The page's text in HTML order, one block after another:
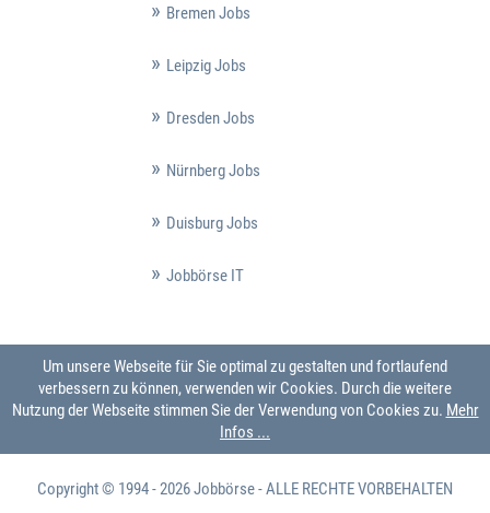
Bremen Jobs
Leipzig Jobs
Dresden Jobs
Nürnberg Jobs
Duisburg Jobs
Jobbörse IT
Um unsere Webseite für Sie optimal zu gestalten und fortlaufend
verbessern zu können, verwenden wir Cookies. Durch die weitere
Nutzung der Webseite stimmen Sie der Verwendung von Cookies zu. Mehr
Infos ...
Copyright © 1994 - 2026Jobbörse- ALLE RECHTE VORBEHALTEN